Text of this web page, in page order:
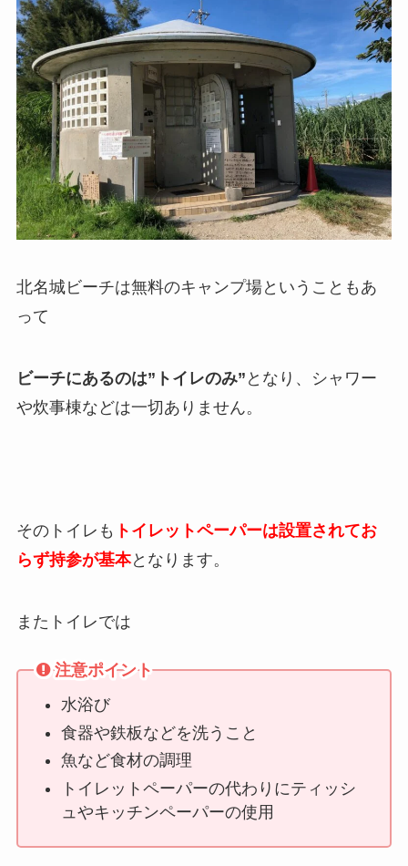
北名城ビーチは無料のキャンプ場ということもあ
って
ビーチにあるのは”トイレのみ” となり、シャワー
や炊事棟などは一切ありません。
そのトイレも トイレットペーパーは設置されてお
らず持参が基本となります。
またトイレでは
注意ポイント
水浴び
食器や鉄板などを洗うこと
魚など食材の調理
トイレットペーパーの代わりにティッシ
ュやキッチンペーパーの使用